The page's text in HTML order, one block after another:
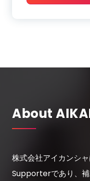
About
株式会社アイカンシ
Supporterであり、